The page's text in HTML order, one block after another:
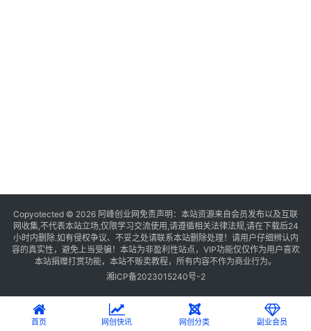
Copyotected © 2026 阿峰创业网 免责声明：本站资源来自会员发布以及互联
网收集,不代表本站立场,仅限学习交流使用,请遵循相关法律法规,请在下载后24
小时内删除.如有侵权争议、不妥之处请联系本站删除处理！请用户仔细辨认内
容的真实性，避免上当受骗！本站为非盈利性站点，VIP功能仅仅作为用户喜欢
本站捐赠打赏功能，本站不贩卖教程，所有内容不作为商业行为。
湘ICP备2023015240号-2
首页 网创快讯 网创分类 副业会员